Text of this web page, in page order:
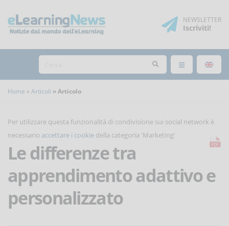
NEWSLETTER
Iscriviti!
Home Articoli Articolo
Per utilizzare questa funzionalità di condivisione sui social network è
necessario accettare i cookie della categoria 'Marketing'
Le differenze tra
apprendimento adattivo e
personalizzato